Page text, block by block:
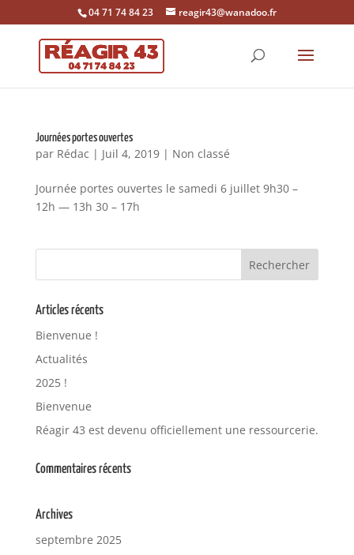
04 71 74 84 23 reagir43@wanadoo.fr
Journées portes ouvertes
par Rédac | Juil 4, 2019| Non classé
Journée portes ouvertes le samedi 6 juillet 9h30 –
12h — 13h 30 – 17h
Articles récents
Bienvenue !
Actualités
2025 !
Bienvenue
Réagir 43 est devenu officiellement une ressourcerie.
Commentaires récents
Archives
septembre 2025